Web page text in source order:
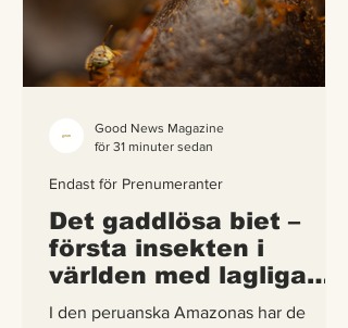
Det gaddlösa biet –
första insekten i
världen med lagliga
rättigheter
I den peruanska Amazonas har de
Endast för Prenumeranter
Good News Magazine
för 31 minuter sedan